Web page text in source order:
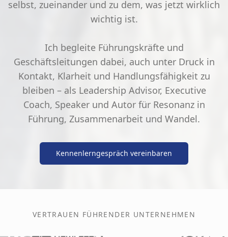
selbst, zueinander und zu dem, was jetzt wirklich
wichtig ist.
Ich begleite Führungskräfte und
Geschäftsleitungen dabei, auch unter Druck in
Kontakt, Klarheit und Handlungsfähigkeit zu
bleiben – als Leadership Advisor, Executive
Coach, Speaker und Autor für Resonanz in
Führung, Zusammenarbeit und Wandel.
Kennenlerngespräch vereinbaren
VERTRAUEN FÜHRENDER UNTERNEHMEN